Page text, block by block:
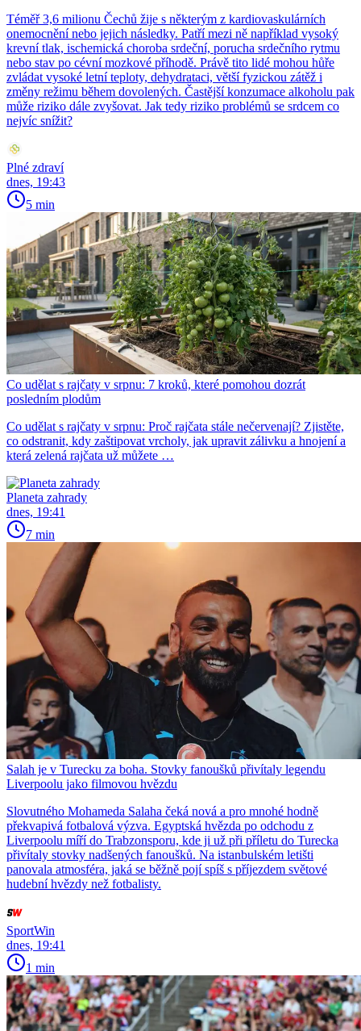
Téměř 3,6 milionu Čechů žije s některým z kardiovaskulárních
onemocnění nebo jejich následky. Patří mezi ně například vysoký
krevní tlak, ischemická choroba srdeční, porucha srdečního rytmu
nebo stav po cévní mozkové příhodě. Právě tito lidé mohou hůře
zvládat vysoké letní teploty, dehydrataci, větší fyzickou zátěž i
změny režimu během dovolených. Častější konzumace alkoholu pak
může riziko dále zvyšovat. Jak tedy riziko problémů se srdcem co
nejvíc snížit?
Plné zdraví
dnes, 19:43
5 min
Co udělat s rajčaty v srpnu: 7 kroků, které pomohou dozrát
posledním plodům
Co udělat s rajčaty v srpnu: Proč rajčata stále nečervenají? Zjistěte,
co odstranit, kdy zaštipovat vrcholy, jak upravit zálivku a hnojení a
která zelená rajčata už můžete …
Planeta zahrady
dnes, 19:41
7 min
Salah je v Turecku za boha. Stovky fanoušků přivítaly legendu
Liverpoolu jako filmovou hvězdu
Slovutného Mohameda Salaha čeká nová a pro mnohé hodně
překvapivá fotbalová výzva. Egyptská hvězda po odchodu z
Liverpoolu míří do Trabzonsporu, kde ji už při příletu do Turecka
přivítaly stovky nadšených fanoušků. Na istanbulském letišti
panovala atmosféra, jaká se běžně pojí spíš s příjezdem světové
hudební hvězdy než fotbalisty.
SportWin
dnes, 19:41
1 min